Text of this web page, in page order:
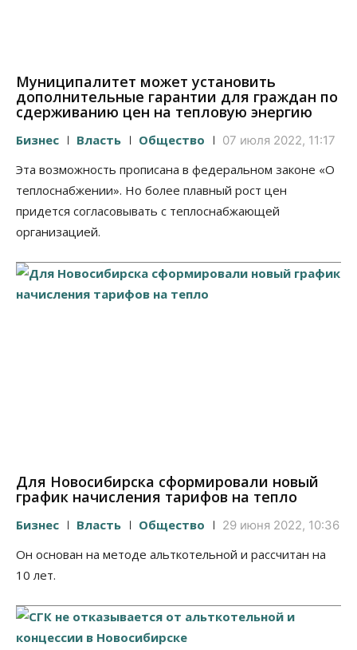
Муниципалитет может установить
дополнительные гарантии для граждан по
сдерживанию цен на тепловую энергию
Бизнес Власть Общество 07 июля 2022, 11:17
Эта возможность прописана в федеральном законе «О
теплоснабжении». Но более плавный рост цен
придется согласовывать с теплоснабжающей
организацией.
Для Новосибирска сформировали новый
график начисления тарифов на тепло
Бизнес Власть Общество 29 июня 2022, 10:36
Он основан на методе альткотельной и рассчитан на
10 лет.